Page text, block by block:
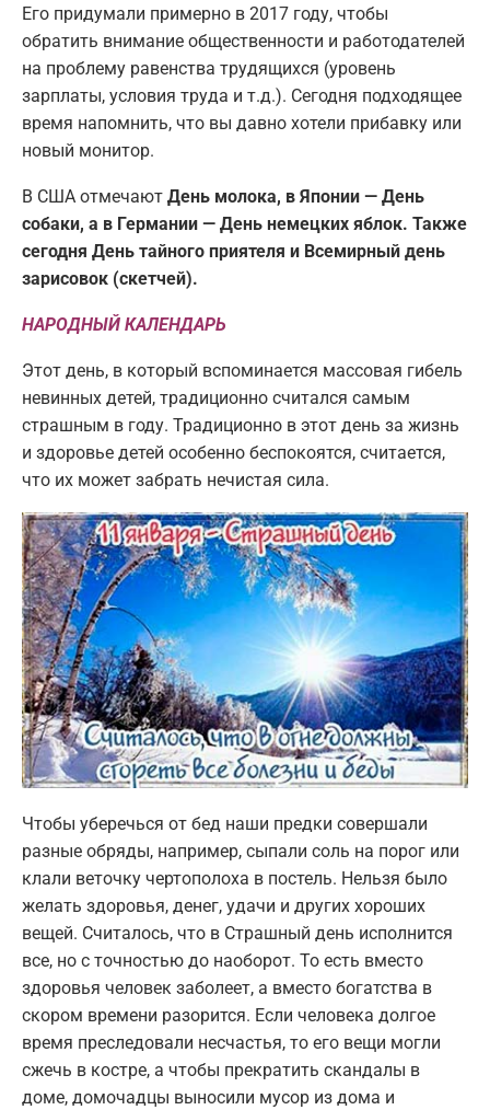
Его придумали примерно в 2017 году, чтобы
обратить внимание общественности и работодателей
на проблему равенства трудящихся (уровень
зарплаты, условия труда и т.д.). Сегодня подходящее
время напомнить, что вы давно хотели прибавку или
новый монитор.
В США отмечают День молока, в Японии — День
собаки, а в Германии — День немецких яблок. Также
сегодня День тайного приятеля и Всемирный день
зарисовок (скетчей).
НАРОДНЫЙ КАЛЕНДАРЬ
Этот день, в который вспоминается массовая гибель
невинных детей, традиционно считался самым
страшным в году. Традиционно в этот день за жизнь
и здоровье детей особенно беспокоятся, считается,
что их может забрать нечистая сила.
Чтобы уберечься от бед наши предки совершали
разные обряды, например, сыпали соль на порог или
клали веточку чертополоха в постель. Нельзя было
желать здоровья, денег, удачи и других хороших
вещей. Считалось, что в Страшный день исполнится
все, но с точностью до наоборот. То есть вместо
здоровья человек заболеет, а вместо богатства в
скором времени разорится. Если человека долгое
время преследовали несчастья, то его вещи могли
сжечь в костре, а чтобы прекратить скандалы в
доме, домочадцы выносили мусор из дома и